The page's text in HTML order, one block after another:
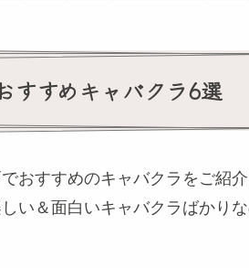
すすめキャバクラ6選
おすすめのキャバクラをご紹介
い＆面白いキャバクラばかり